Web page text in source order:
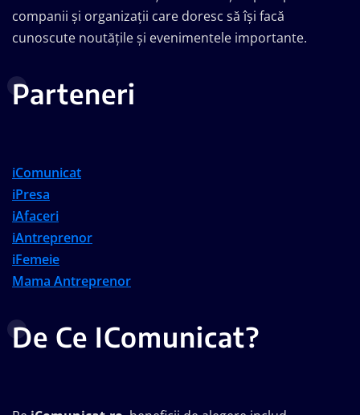
companii și organizații care doresc să își facă
cunoscute noutățile și evenimentele importante.
Parteneri
iComunicat
iPresa
iAfaceri
iAntreprenor
iFemeie
Mama Antreprenor
De Ce IComunicat?